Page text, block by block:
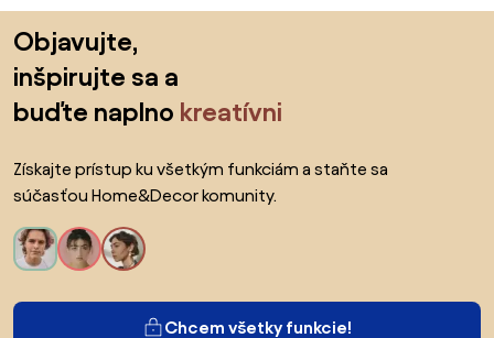
Objavujte,
inšpirujte sa a
buďte naplno kreatívni
Získajte prístup ku všetkým funkciám a staňte sa
súčasťou Home&Decor komunity.
Chcem všetky funkcie!